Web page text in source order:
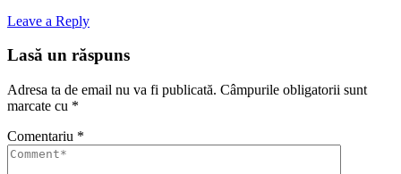
Leave a Reply
Lasă un răspuns
Adresa ta de email nu va fi publicată. Câmpurile obligatorii sunt
marcate cu *
Comentariu *